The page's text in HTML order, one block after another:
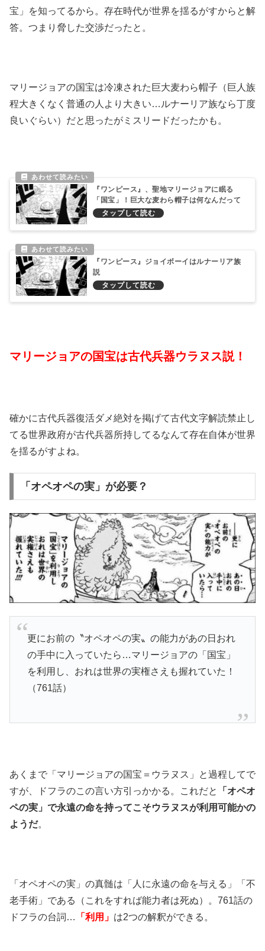
宝」を知ってるから。存在時代が世界を揺るがすからと解
答。つまり脅した交渉だったと。
マリージョアの国宝は冷凍された巨大麦わら帽子（巨人族
程大きくなく普通の人より大きい…ルナーリア族なら丁度
良いぐらい）だと思ったがミスリードだったかも。
『ワンピース』、聖地マリージョアに眠る
「国宝」！巨大な麦わら帽子は何なんだって
ばよ？
『ワンピース』ジョイボーイはルナーリア族
説
マリージョアの国宝は古代兵器ウラヌス説！
確かに古代兵器復活ダメ絶対を掲げて古代文字解読禁止し
てる世界政府が古代兵器所持してるなんて存在自体が世界
を揺るがすよね。
「オペオペの実」が必要？
更にお前の〝オペオペの実〟の能力があの日おれ
の手中に入っていたら…マリージョアの「国宝」
を利用し、おれは世界の実権さえも握れていた！
（761話）
あくまで「マリージョアの国宝＝ウラヌス」と過程してで
すが、ドフラのこの言い方引っかかる。これだと
「オペオ
ペの実」で永遠の命を持ってこそウラヌスが利用可能かの
ようだ。
「オペオペの実」の真髄は「人に永遠の命を与える」「不
老手術」である（これをすれば能力者は死ぬ）。761話の
ドフラの台詞…
「利用」 は2つの解釈ができる。